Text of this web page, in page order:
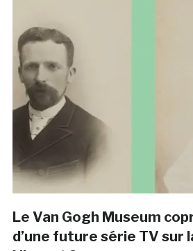
Le Van Gogh Museum
d’une future série TV sur